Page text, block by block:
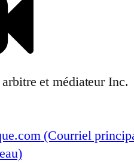
et médiateur Inc.
(Courriel